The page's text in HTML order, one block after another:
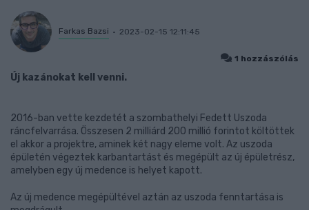
Farkas Bazsi 2023-02-15 12:11:45
1 hozzászólás
Új kazánokat kell venni.
2016-ban vette kezdetét a szombathelyi Fedett Uszoda
ráncfelvarrása. Összesen 2 milliárd 200 millió forintot költöttek
el akkor a projektre, aminek két nagy eleme volt. Az uszoda
épületén végeztek karbantartást és megépült az új épületrész,
amelyben egy új medence is helyet kapott.
Az új medence megépültével aztán az uszoda fenntartása is